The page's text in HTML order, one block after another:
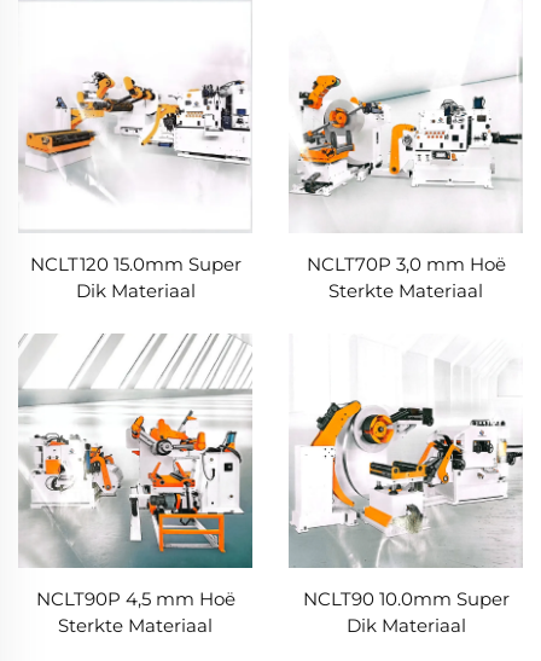
NCLT120 15.0mm Super
Dik Materiaal
NCLT70P 3,0 mm Hoë
Sterkte Materiaal
NCLT90P 4,5 mm Hoë
Sterkte Materiaal
NCLT90 10.0mm Super
Dik Materiaal